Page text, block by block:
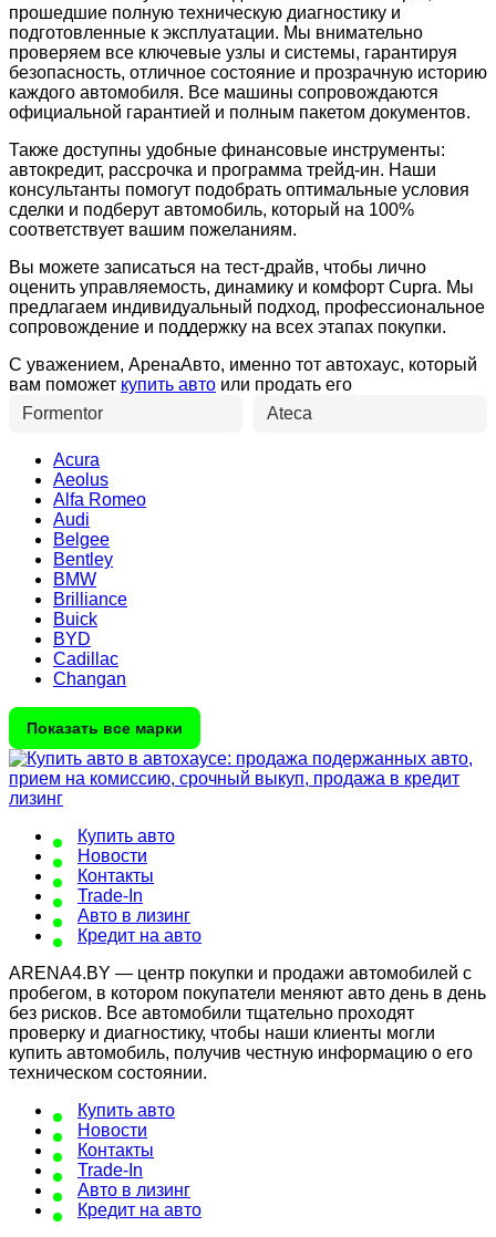
прошедшие полную техническую диагностику и
подготовленные к эксплуатации. Мы внимательно
проверяем все ключевые узлы и системы, гарантируя
безопасность, отличное состояние и прозрачную историю
каждого автомобиля. Все машины сопровождаются
официальной гарантией и полным пакетом документов.
Также доступны удобные финансовые инструменты:
автокредит, рассрочка и программа трейд-ин. Наши
консультанты помогут подобрать оптимальные условия
сделки и подберут автомобиль, который на 100%
соответствует вашим пожеланиям.
Вы можете записаться на тест-драйв, чтобы лично
оценить управляемость, динамику и комфорт Cupra. Мы
предлагаем индивидуальный подход, профессиональное
сопровождение и поддержку на всех этапах покупки.
С уважением, АренаАвто, именно тот автохаус, который
вам поможет купить авто или продать его
Formentor
Ateca
Acura
Aeolus
Alfa Romeo
Audi
Belgee
Bentley
BMW
Brilliance
Buick
BYD
Cadillac
Changan
Показать все марки
Купить авто
Новости
Контакты
Trade-In
Авто в лизинг
Кредит на авто
ARENA4.BY — центр покупки и продажи автомобилей с
пробегом, в котором покупатели меняют авто день в день
без рисков. Все автомобили тщательно проходят
проверку и диагностику, чтобы наши клиенты могли
купить автомобиль, получив честную информацию о его
техническом состоянии.
Купить авто
Новости
Контакты
Trade-In
Авто в лизинг
Кредит на авто